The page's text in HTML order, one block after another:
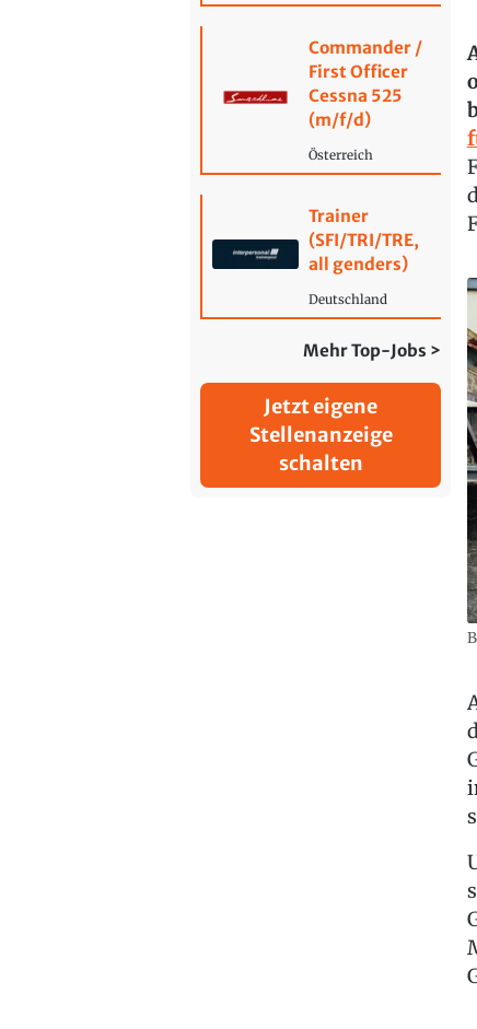
Commander /
First Officer
Cessna 525
(m/f/d)
Österreich
Trainer
(SFI/TRI/TRE,
all genders)
Deutschland
Mehr Top-Jobs >
Jetzt eigene
Stellenanzeige
schalten